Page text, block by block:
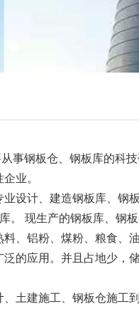
钢板仓、钢板库的科技
业。
设计、建造钢板库、钢
。 现生产的钢板库、钢
、铝粉、煤粉、粮食、
的应用。并且占地少，
土建施工、钢板仓施工